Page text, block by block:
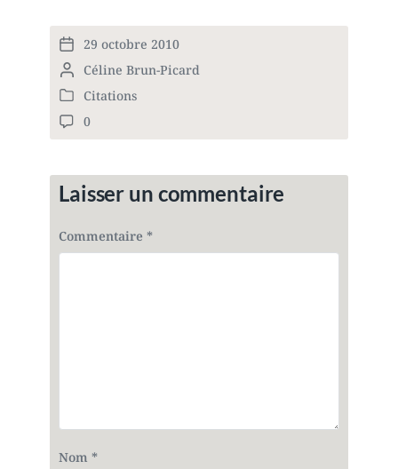
P
o
s
d
e
29 octobre 2010
P
o
s
t
e
y
Céline Brun-Picard
P
o
s
e
d
n
Citations
C
m
e
t
0
Laisser un commentaire
Commentaire *
Nom *